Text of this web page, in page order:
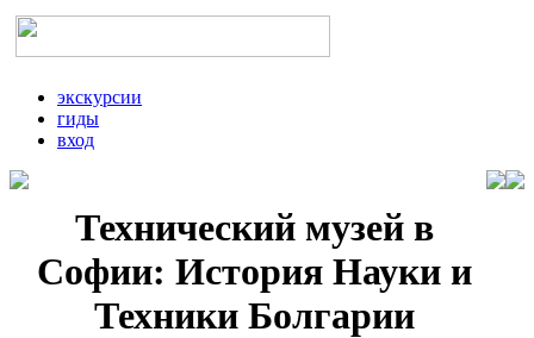
экскурсии
гиды
вход
Технический музей в
Софии: История Науки и
Техники Болгарии